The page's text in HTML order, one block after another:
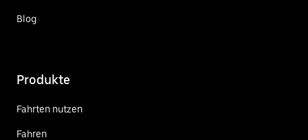
Blog
Produkte
Fahrten nutzen
Fahren